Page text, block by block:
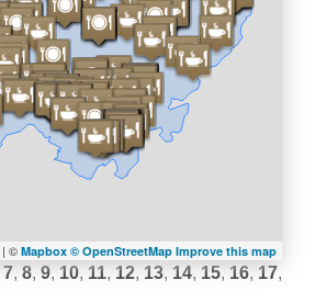
| © Mapbox © OpenStreetMap Improve this map
7, 8, 9, 10, 11, 12, 13, 14, 15, 16, 17,